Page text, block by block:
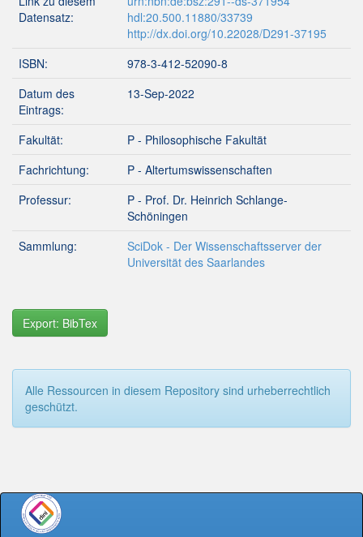
Datensatz:
hdl:20.500.11880/33739
http://dx.doi.org/10.22028/D291-37195
ISBN:
978-3-412-52090-8
Datum des
Eintrags:
13-Sep-2022
Fakultät:
P - Philosophische Fakultät
Fachrichtung:
P - Altertumswissenschaften
Professur:
P - Prof. Dr. Heinrich Schlange-
Schöningen
Sammlung:
SciDok - Der Wissenschaftsserver der
Universität des Saarlandes
Export: BibTex
Alle Ressourcen in diesem Repository sind urheberrechtlich
geschützt.